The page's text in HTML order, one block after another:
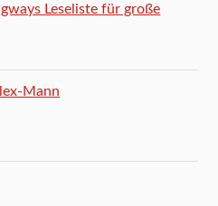
Leseliste für große
Mann